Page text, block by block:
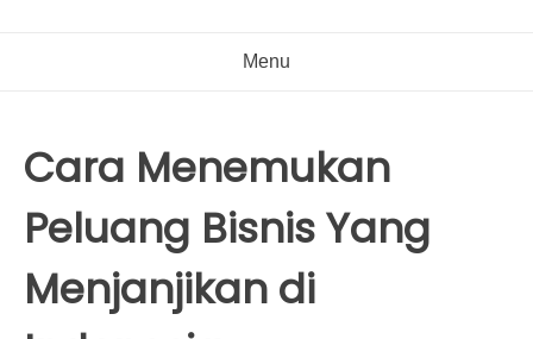
Menu
Cara Menemukan
Peluang Bisnis Yang
Menjanjikan di